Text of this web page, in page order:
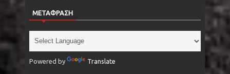
ΜΕΤΑΦΡΑΣΗ
Powered by Translate